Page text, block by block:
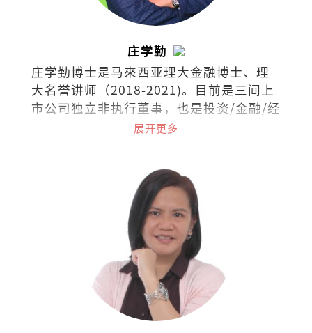
庄学勤
庄学勤博士是马來西亚理大金融博士、理
大名誉讲师（2018-2021)。目前是三间上
市公司独立非执行董事，也是投资/金融/经
济领域的培训讲师。展开更多